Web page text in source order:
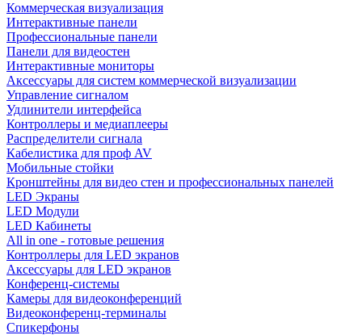
Коммерческая визуализация
Интерактивные панели
Профессиональные панели
Панели для видеостен
Интерактивные мониторы
Аксессуары для систем коммерческой визуализации
Управление сигналом
Удлинители интерфейса
Контроллеры и медиаплееры
Распределители сигнала
Кабелистика для проф AV
Мобильные стойки
Кронштейны для видео стен и профессиональных панелей
LED Экраны
LED Модули
LED Кабинеты
All in one - готовые решения
Контроллеры для LED экранов
Аксессуары для LED экранов
Конференц-системы
Камеры для видеоконференций
Видеоконференц-терминалы
Спикерфоны